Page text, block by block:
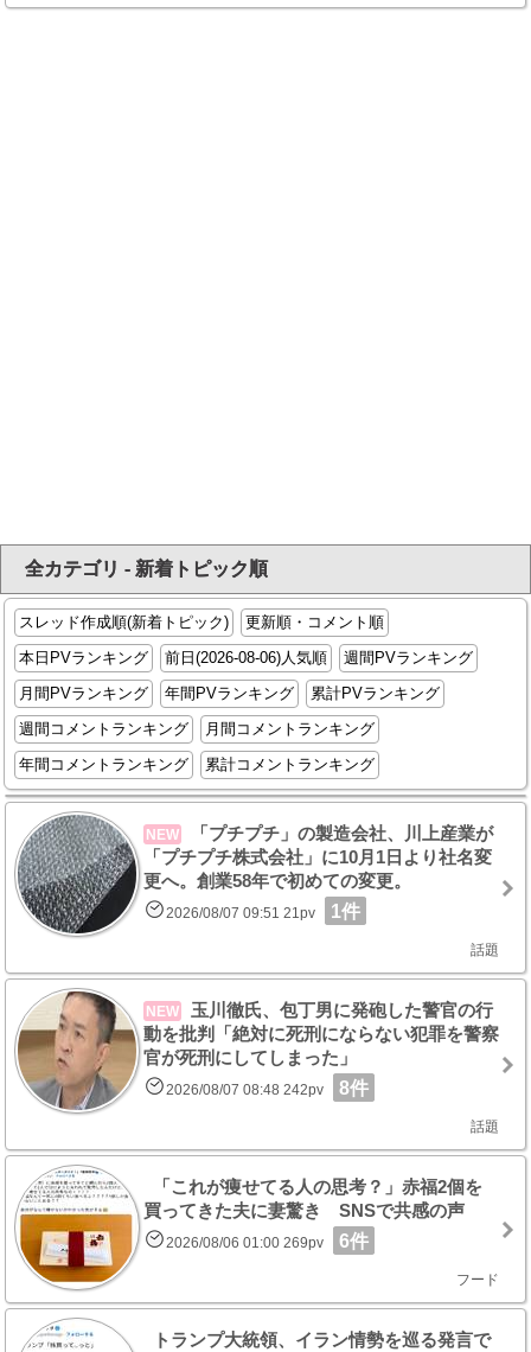
全カテゴリ - 新着トピック順
スレッド作成順(新着トピック)
更新順・コメント順
本日PVランキング
前日(2026-08-06)人気順
週間PVランキング
月間PVランキング
年間PVランキング
累計PVランキング
週間コメントランキング
月間コメントランキング
年間コメントランキング
累計コメントランキング
NEW
「プチプチ」の製造会社、川上産業が
「プチプチ株式会社」に10月1日より社名変
更へ。創業58年で初めての変更。
2026/08/07 09:51 21pv 1件
話題
NEW
玉川徹氏、包丁男に発砲した警官の行
動を批判「絶対に死刑にならない犯罪を警察
官が死刑にしてしまった」
2026/08/07 08:48 242pv 8件
話題
「これが痩せてる人の思考？」赤福2個を
買ってきた夫に妻驚き SNSで共感の声
2026/08/06 01:00 269pv 6件
フード
トランプ大統領、イラン情勢を巡る発言で